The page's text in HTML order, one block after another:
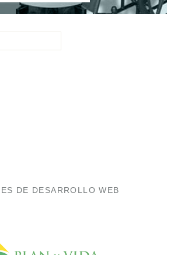
DE DESARROLLO WEB